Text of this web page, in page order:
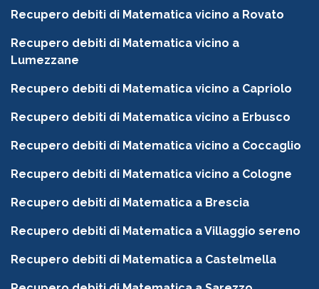
Recupero debiti di Matematica vicino a Rovato
Recupero debiti di Matematica vicino a
Lumezzane
Recupero debiti di Matematica vicino a Capriolo
Recupero debiti di Matematica vicino a Erbusco
Recupero debiti di Matematica vicino a Coccaglio
Recupero debiti di Matematica vicino a Cologne
Recupero debiti di Matematica a Brescia
Recupero debiti di Matematica a Villaggio sereno
Recupero debiti di Matematica a Castelmella